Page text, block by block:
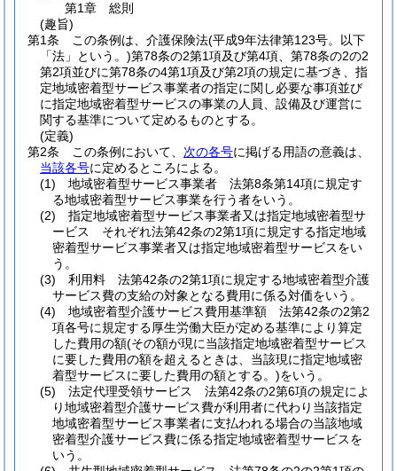
第1章
総則
(趣旨)
第1条
この条例は、介護保険法(平成9年法律第123号。以下
「法」という。)第78条の2第1項及び第4項、第78条の2の2
第2項並びに第78条の4第1項及び第2項の規定に基づき、指
定地域密着型サービス事業者の指定に関し必要な事項並び
に指定地域密着型サービスの事業の人員、設備及び運営に
関する基準について定めるものとする。
(定義)
第2条
この条例において、 次の各号に掲げる用語の意義は、
当該各号に定めるところによる。
(1)
地域密着型サービス事業者 法第8条第14項に規定す
る地域密着型サービス事業を行う者をいう。
(2)
指定地域密着型サービス事業者又は指定地域密着型サ
ービス それぞれ法第42条の2第1項に規定する指定地域
密着型サービス事業者又は指定地域密着型サービスをい
う。
(3)
利用料 法第42条の2第1項に規定する地域密着型介護
サービス費の支給の対象となる費用に係る対価をいう。
(4)
地域密着型介護サービス費用基準額 法第42条の2第2
項各号に規定する厚生労働大臣が定める基準により算定
した費用の額(その額が現に当該指定地域密着型サービス
に要した費用の額を超えるときは、当該現に指定地域密
着型サービスに要した費用の額とする。)をいう。
(5)
法定代理受領サービス 法第42条の2第6項の規定によ
り地域密着型介護サービス費が利用者に代わり当該指定
地域密着型サービス事業者に支払われる場合の当該地域
密着型介護サービス費に係る指定地域密着型サービスを
いう。